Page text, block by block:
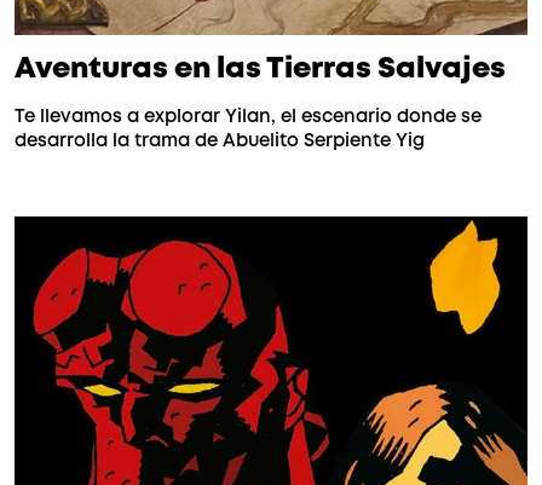
Aventuras en las Tierras Salvajes
Te llevamos a explorar Yilan, el escenario donde se
desarrolla la trama de Abuelito Serpiente Yig